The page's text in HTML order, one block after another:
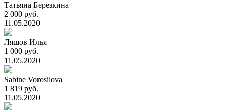
Татьяна Березкина
2 000 руб.
11.05.2020
Ляшов Илья
1 000 руб.
11.05.2020
Sabine Vorosilova
1 819 руб.
11.05.2020